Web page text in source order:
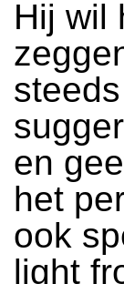
Hij wil
en
het
ook
light